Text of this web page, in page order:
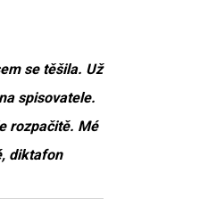
se těšila. Už
spisovatele.
rozpačitě. Mé
diktafon